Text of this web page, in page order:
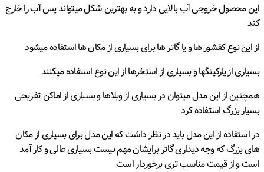
این محصول خروجی آب بالایی دارد و به بهترین شکل میتواند پس آب را خارج
کند
از این نوع کفشور ها و یا گاتر ها برای بسیاری از مکان ها استفاده میشود
بسیاری از پارکینگها و بسیاری از استخرها از این نوع استفاده میکنند
همچنین از این مدل میتوان در بسیاری از ویلاها و بسیاری از اماکن تفریحی
بسیار بزرگ استفاده کرد
در استفاده از این مدل باید در نظر داشت که این مدل برای بسیاری از مکان
های بزرگ که وجه دیداری گاتر برایشان مهم نیست بسیاری عالی و کار آمد
است و از قیمت مناسب تری برخوردار است